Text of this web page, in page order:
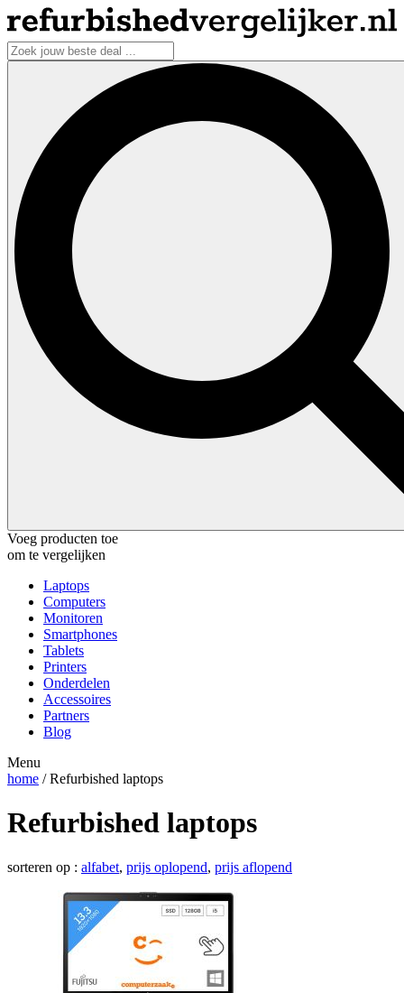
Voeg producten toe
om te vergelijken
Laptops
Computers
Monitoren
Smartphones
Tablets
Printers
Onderdelen
Accessoires
Partners
Blog
Menu
home / Refurbished laptops
Refurbished laptops
sorteren op : alfabet, prijs oplopend, prijs aflopend